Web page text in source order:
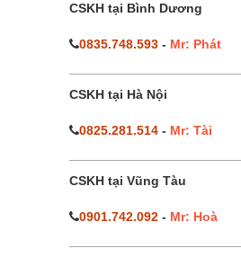
CSKH tại Bình Dương
0835.748.593- Mr: Phát
CSKH tại Hà Nội
0825.281.514- Mr: Tài
CSKH tại Vũng Tàu
0901.742.092- Mr: Hoà